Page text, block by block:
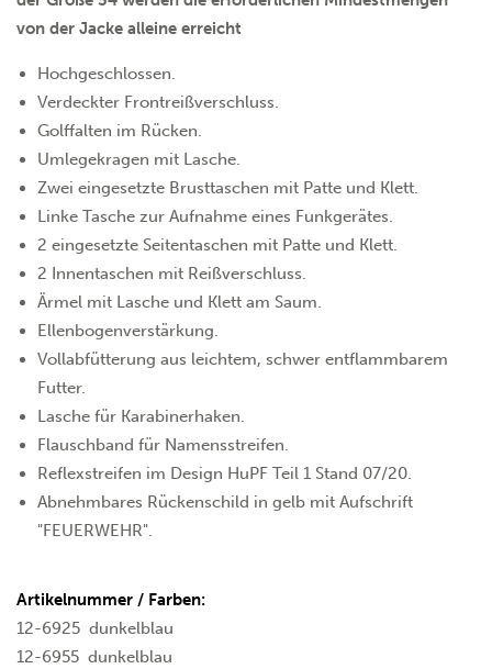
von der Jacke alleine erreicht
Hochgeschlossen.
Verdeckter Frontreißverschluss.
Golffalten im Rücken.
Umlegekragen mit Lasche.
Zwei eingesetzte Brusttaschen mit Patte und Klett.
Linke Tasche zur Aufnahme eines Funkgerätes.
2 eingesetzte Seitentaschen mit Patte und Klett.
2 Innentaschen mit Reißverschluss.
Ärmel mit Lasche und Klett am Saum.
Ellenbogenverstärkung.
Vollabfütterung aus leichtem, schwer entflammbarem
Futter.
Lasche für Karabinerhaken.
Flauschband für Namensstreifen.
Reflexstreifen im Design HuPF Teil 1 Stand 07/20.
Abnehmbares Rückenschild in gelb mit Aufschrift
"FEUERWEHR".
Artikelnummer / Farben:
12-6925 dunkelblau
12-6955 dunkelblau